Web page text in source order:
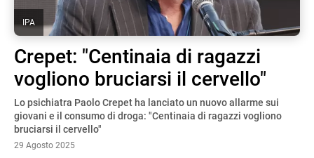
IPA
Crepet: "Centinaia di ragazzi
vogliono bruciarsi il cervello"
Lo psichiatra Paolo Crepet ha lanciato un nuovo allarme sui
giovani e il consumo di droga: "Centinaia di ragazzi vogliono
bruciarsi il cervello"
29 Agosto 2025